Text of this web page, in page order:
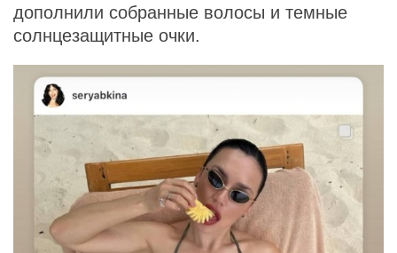
дополнили собранные волосы и темные
солнцезащитные очки.